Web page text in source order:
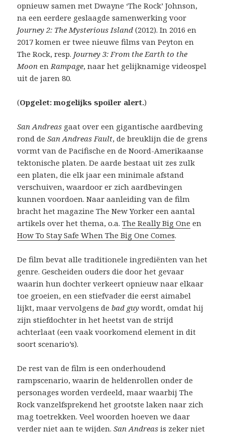
opnieuw samen met Dwayne ‘The Rock’ Johnson,
na een eerdere geslaagde samenwerking voor
Journey 2: The Mysterious Island (2012). In 2016 en
2017 komen er twee nieuwe films van Peyton en
The Rock, resp. Journey 3: From the Earth to the
Moon enRampage, naar het gelijknamige videospel
uit de jaren 80.
(Opgelet: mogelijks spoiler alert.)
San Andreas gaat over een gigantische aardbeving
rond deSan Andreas Fault, de breuklijn die de grens
vormt van de Pacifische en de Noord-Amerikaanse
tektonische platen. De aarde bestaat uit zes zulk
een platen, die elk jaar een minimale afstand
verschuiven, waardoor er zich aardbevingen
kunnen voordoen. Naar aanleiding van de film
bracht het magazine The New Yorker een aantal
artikels over het thema, o.a.The Really Big One en
How To Stay Safe When The Big One Comes.
De film bevat alle traditionele ingrediënten van het
genre. Gescheiden ouders die door het gevaar
waarin hun dochter verkeert opnieuw naar elkaar
toe groeien, en een stiefvader die eerst aimabel
lijkt, maar vervolgens debad guy wordt, omdat hij
zijn stiefdochter in het heetst van de strijd
achterlaat (een vaak voorkomend element in dit
soort scenario’s).
De rest van de film is een onderhoudend
rampscenario, waarin de heldenrollen onder de
personages worden verdeeld, maar waarbij The
Rock vanzelfsprekend het grootste laken naar zich
mag toetrekken. Veel woorden hoeven we daar
verder niet aan te wijden.San Andreas is zeker niet